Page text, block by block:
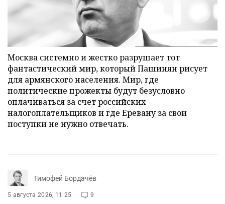
Москва системно и жестко разрушает тот
фантастический мир, который Пашинян рисует
для армянского населения. Мир, где
политические прожекты будут безусловно
оплачиваться за счет российских
налогоплательщиков и где Еревану за свои
поступки не нужно отвечать.
Тимофей Бордачёв
5 августа 2026, 11:25 9